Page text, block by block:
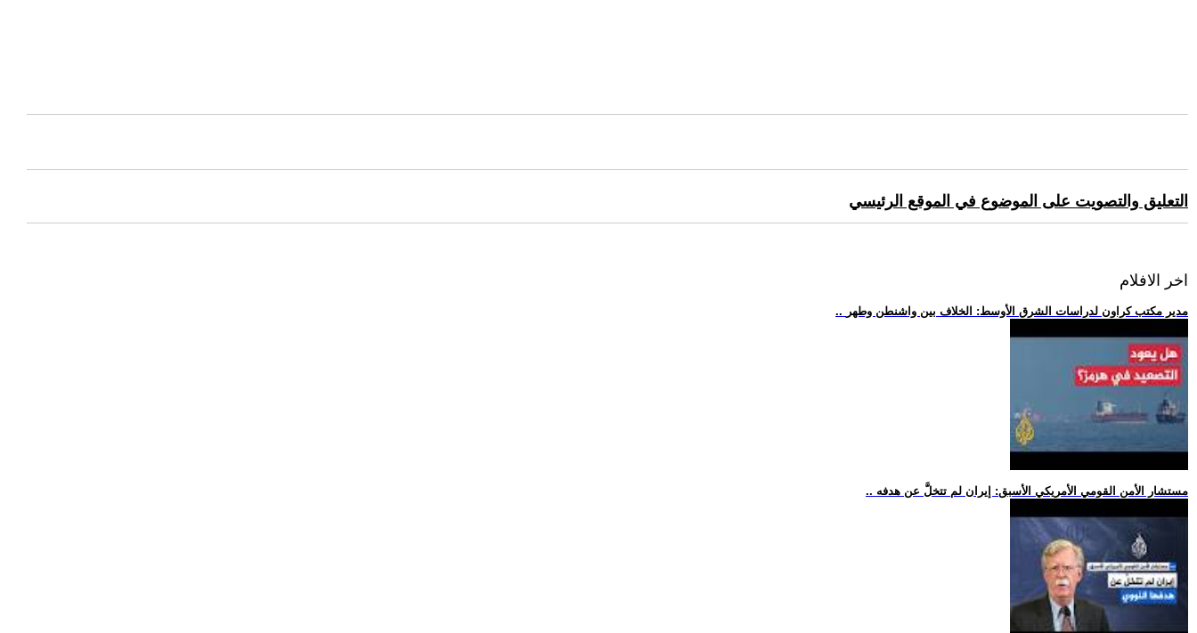
التعليق والتصويت على الموضوع في الموقع الرئيسي
اخر الافلام
.. مدير مكتب كراون لدراسات الشرق الأوسط: الخلاف بين واشنطن وطهر
.. مستشار الأمن القومي الأمريكي الأسبق: إيران لم تتخلَّ عن هدفه